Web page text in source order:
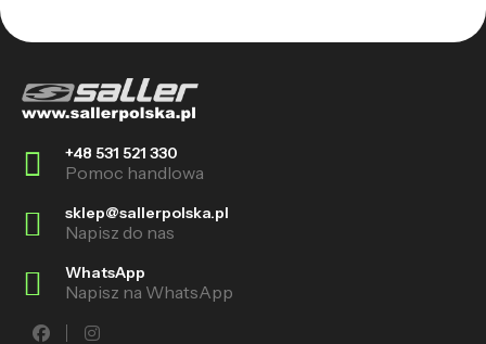
+48 531 521 330
Pomoc handlowa
sklep@sallerpolska.pl
Napisz do nas
WhatsApp
Napisz na WhatsApp